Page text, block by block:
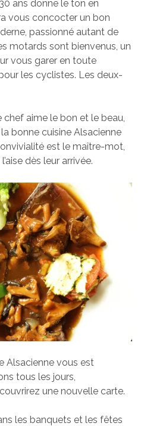
ans donne le ton en
vous concocter un bon
passionné autant de
motards sont bienvenus, un
vous garer en toute
les cyclistes. Les deux-
aime le bon et le beau,
bonne cuisine Alsacienne
est le maître-mot,
dès leur arrivée.
Alsacienne vous est
tous les jours,
une nouvelle carte.
les banquets et les fêtes